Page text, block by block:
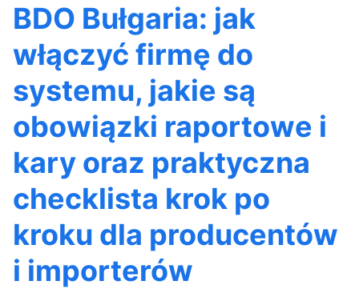
BDO Bułgaria: jak
włączyć firmę do
systemu, jakie są
obowiązki raportowe i
kary oraz praktyczna
checklista krok po
kroku dla producentów
i importerów